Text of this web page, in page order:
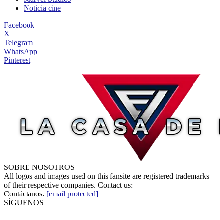
Noticia cine
Facebook
X
Telegram
WhatsApp
Pinterest
SOBRE NOSOTROS
All logos and images used on this fansite are registered trademarks
of their respective companies. Contact us:
Contáctanos: [email protected]
SÍGUENOS